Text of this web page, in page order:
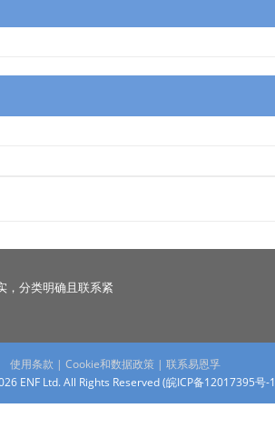
，分类明确且联系紧
使用条款 | Cookie和数据政策 | 联系易恩孚
ENF Ltd. All Rights Reserved (皖ICP备12017395号-1